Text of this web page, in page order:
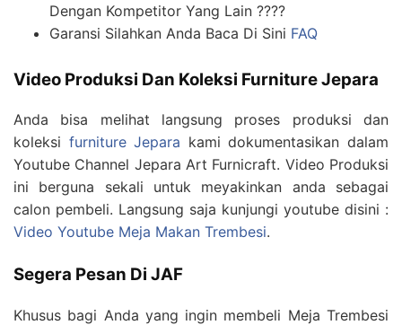
Dengan Kompetitor Yang Lain ????
Garansi Silahkan Anda Baca Di Sini FAQ
Video Produksi Dan Koleksi Furniture Jepara
Anda bisa melihat langsung proses produksi dan
koleksi furniture Jepara kami dokumentasikan dalam
Youtube Channel Jepara Art Furnicraft. Video Produksi
ini berguna sekali untuk meyakinkan anda sebagai
calon pembeli. Langsung saja kunjungi youtube disini :
Video Youtube Meja Makan Trembesi.
Segera Pesan Di JAF
Khusus bagi Anda yang ingin membeli Meja Trembesi